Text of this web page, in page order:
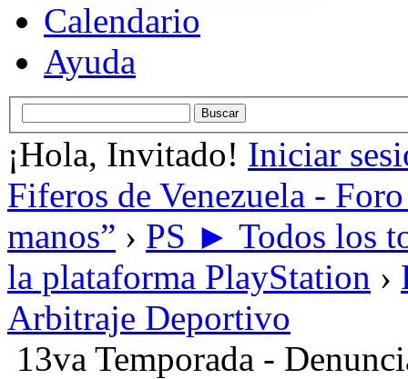
Calendario
Ayuda
¡Hola, Invitado! Iniciar
Fiferos de Venezuela -
manos” › PS ► Todos los
la plataforma PlayStation ›
Arbitraje Deportivo
13va Temporada -